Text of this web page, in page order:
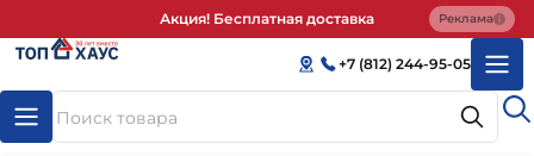
Акция! Бесплатная доставка Реклама
+7 (812) 244-95-05